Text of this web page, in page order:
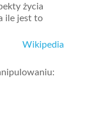
życia
ile jest to
Wikipedia